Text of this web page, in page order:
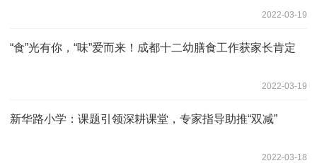
2022-03-19
“食”光有你，“味”爱而来！成都十二幼膳食工作获家长肯定
2022-03-19
新华路小学：课题引领深耕课堂，专家指导助推“双减”
2022-03-18